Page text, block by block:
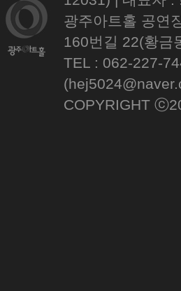
광주아트홀 공연
160번길 22(황금
TEL : 062-227-
COPYRIGHT